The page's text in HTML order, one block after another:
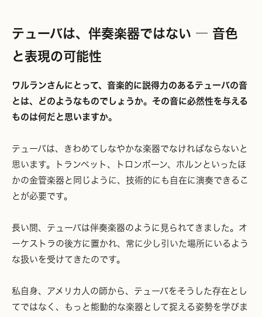
テューバは、伴奏楽器ではない ― 音色
と表現の可能性
ワルランさんにとって、音楽的に説得力のあるテューバの音
とは、どのようなものでしょうか。その音に必然性を与える
ものは何だと思いますか。
テューバは、きわめてしなやかな楽器でなければならないと
思います。トランペット、トロンボーン、ホルンといったほ
かの金管楽器と同じように、技術的にも自在に演奏できるこ
とが必要です。
長い間、テューバは伴奏楽器のように見られてきました。オ
ーケストラの後方に置かれ、常に少し引いた場所にいるよう
な扱いを受けてきたのです。
私自身、アメリカ人の師から、テューバをそうした存在とし
てではなく、もっと能動的な楽器として捉える姿勢を学びま